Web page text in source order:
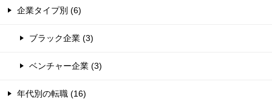
企業タイプ別 (6)
ブラック企業 (3)
ベンチャー企業 (3)
年代別の転職 (16)